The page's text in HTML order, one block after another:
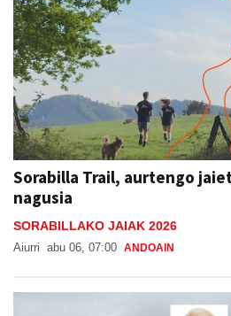
Sorabilla Trail, aurtengo
nagusia
SORABILLAKO JAIAK 2026
Aiurri abu 06, 07:00 ANDOAIN